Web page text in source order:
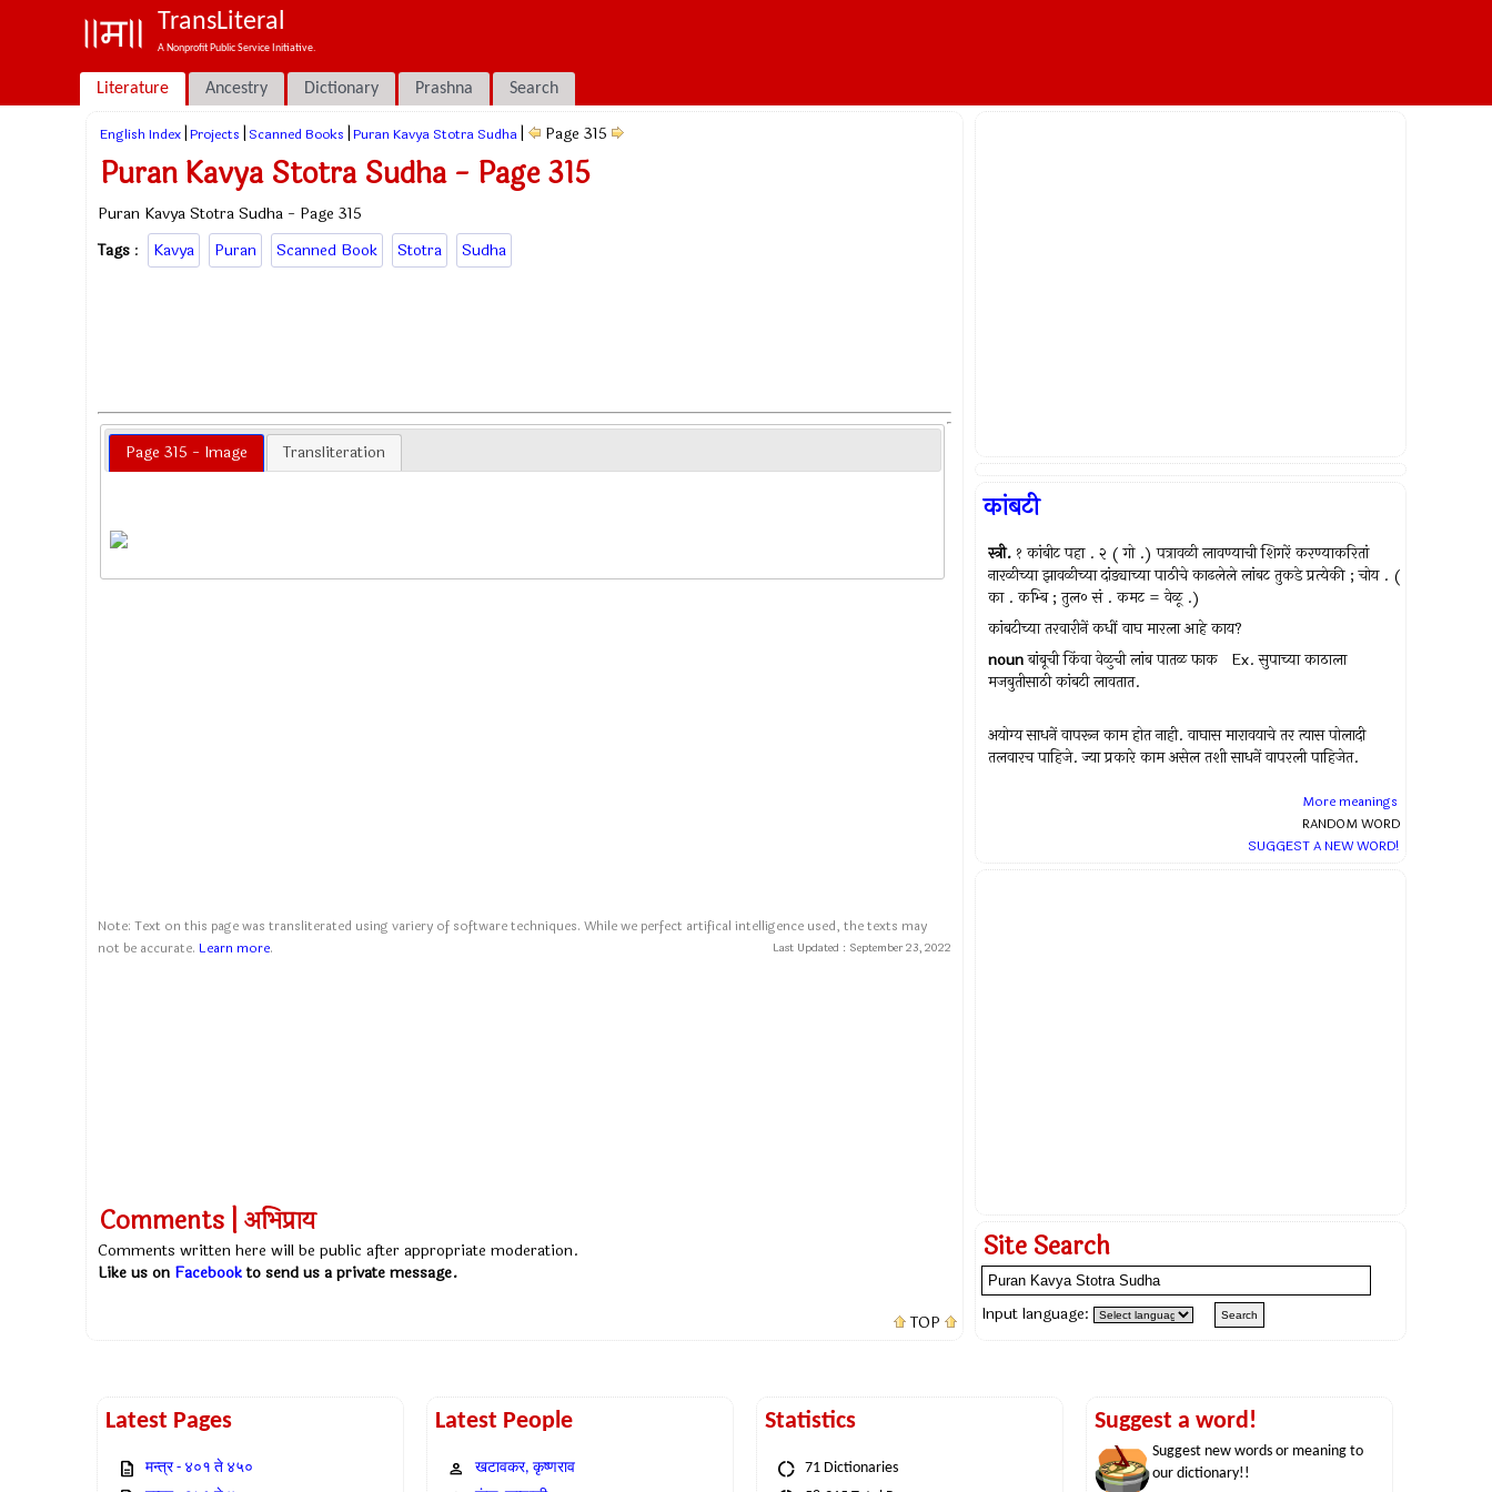
TransLiteral
A Nonprofit Public Service Initiative.
Literature Ancestry Dictionary Prashna Search
English Index Projects Scanned Books Puran Kavya Stotra Sudha Page 315
Puran Kavya Stotra Sudha - Page 315
Puran Kavya Stotra Sudha - Page 315
Tags : Kavya Puran Scanned Book Stotra Sudha
Page 315 - Image Transliteration
Note: Text on this page was transliterated using variery of software techniques. While we perfect artifical intelligence used, the texts may
not be accurate. Learn more. Last Updated : September 23, 2022
Comments | अभिप्राय
Comments written here will be public after appropriate moderation.
Like us on Facebookto send us a private message.
TOP
कांबटी
स्त्री. १ कांबीट पहा . २ ( गो .) पत्रावळी लावण्याची शिगरें करण्याकरितां
नारळीच्या झावळीच्या दांड्याच्या पाठीचे काढलेले लांबट तुकडे प्रत्येकी ; चोय . (
का . कभ्बि ; तुल० सं . कमट = वेळू .)
कांबटीच्या तरवारीनें कधीं वाघ मारला आहे काय?
nounबांबूची किंवा वेळुची लांब पातळ फाक Ex.सुपाच्या काठाला
मजबुतीसाठी कांबटी लावतात.
अयोग्‍य साधनें वापरून काम होत नाही. वाघास मारावयाचे तर त्‍यास पोलादी
तलवारच पाहिजे. ज्‍या प्रकारे काम असेल तशी साधनें वापरली पाहिजेत.
More meanings
RANDOM WORD
SUGGEST A NEW WORD!
Site Search
Input language:
Latest Pages
मन्त्र - ४०१ ते ४५०
Latest People
खटावकर, कृष्णराव
Statistics
71 Dictionaries
Suggest a word!
Suggest new words or meaning to
our dictionary!!